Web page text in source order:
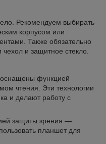
Рекомендуем выбирать
корпусом или
Также обязательно
и защитное стекло.
функцией
чтения. Эти технологии
и делают работу с
защиты зрения —
планшет для